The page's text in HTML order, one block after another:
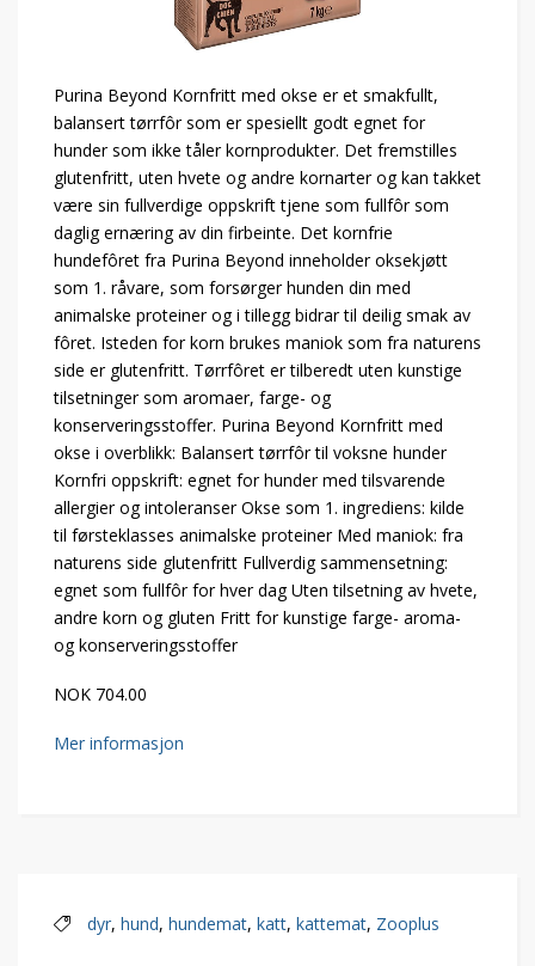
Purina Beyond Kornfritt med okse er et smakfullt,
balansert tørrfôr som er spesiellt godt egnet for
hunder som ikke tåler kornprodukter. Det fremstilles
glutenfritt, uten hvete og andre kornarter og kan takket
være sin fullverdige oppskrift tjene som fullfôr som
daglig ernæring av din firbeinte. Det kornfrie
hundefôret fra Purina Beyond inneholder oksekjøtt
som 1. råvare, som forsørger hunden din med
animalske proteiner og i tillegg bidrar til deilig smak av
fôret. Isteden for korn brukes maniok som fra naturens
side er glutenfritt. Tørrfôret er tilberedt uten kunstige
tilsetninger som aromaer, farge- og
konserveringsstoffer. Purina Beyond Kornfritt med
okse i overblikk: Balansert tørrfôr til voksne hunder
Kornfri oppskrift: egnet for hunder med tilsvarende
allergier og intoleranser Okse som 1. ingrediens: kilde
til førsteklasses animalske proteiner Med maniok: fra
naturens side glutenfritt Fullverdig sammensetning:
egnet som fullfôr for hver dag Uten tilsetning av hvete,
andre korn og gluten Fritt for kunstige farge- aroma-
og konserveringsstoffer
NOK 704.00
Mer informasjon
dyr, hund, hundemat, katt, kattemat, Zooplus